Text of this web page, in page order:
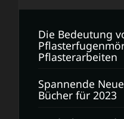
Die Bedeutung
Pflasterarbeiten
Spannende
Bücher für 2023